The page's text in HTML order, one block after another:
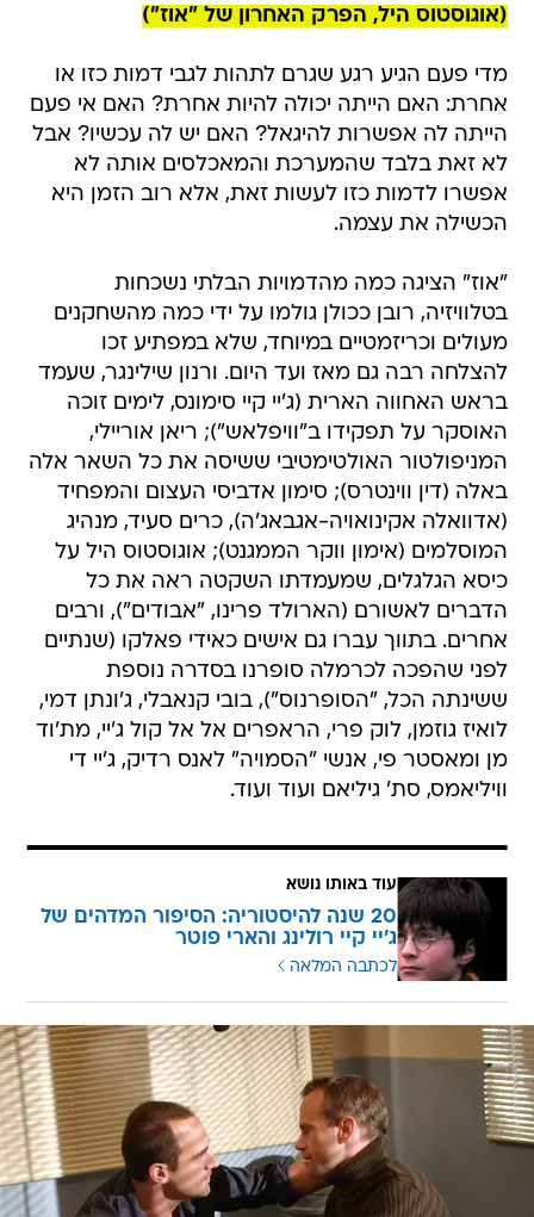
(אוגוסטוס היל, הפרק האחרון של "אוז")
מדי פעם הגיע רגע שגרם לתהות לגבי דמות כזו או
אחרת: האם הייתה יכולה להיות אחרת? האם אי פעם
הייתה לה אפשרות להיגאל? האם יש לה עכשיו? אבל
לא זאת בלבד שהמערכת והמאכלסים אותה לא
אפשרו לדמות כזו לעשות זאת, אלא רוב הזמן היא
הכשילה את עצמה.
"אוז" הציגה כמה מהדמויות הבלתי נשכחות
בטלוויזיה, רובן ככולן גולמו על ידי כמה מהשחקנים
מעולים וכריזמטיים במיוחד, שלא במפתיע זכו
להצלחה רבה גם מאז ועד היום. ורנון שילינגר, שעמד
בראש האחווה הארית (ג'יי קיי סימונס, לימים זוכה
האוסקר על תפקידו ב"וויפלאש"); ריאן אוריילי,
המניפולטור האולטימטיבי ששיסה את כל השאר אלה
באלה (דין ווינטרס); סימון אדביסי העצום והמפחיד
(אדוואלה אקינואויה-אגבאג'ה), כרים סעיד, מנהיג
המוסלמים (אימון ווקר הממגנט); אוגוסטוס היל על
כיסא הגלגלים, שמעמדתו השקטה ראה את כל
הדברים לאשורם (הארולד פרינו, "אבודים"), ורבים
אחרים. בתווך עברו גם אישים כאידי פאלקו (שנתיים
לפני שהפכה לכרמלה סופרנו בסדרה נוספת
ששינתה הכל, "הסופרנוס"), בובי קנאבלי, ג'ונתן דמי,
לואיז גוזמן, לוק פרי, הראפרים אל אל קול ג'יי, מת'וד
מן ומאסטר פי, אנשי "הסמויה" לאנס רדיק, ג'יי די
וויליאמס, סת' גיליאם ועוד ועוד.
עוד באותו נושא
20 שנה להיסטוריה: הסיפור המדהים של
ג'יי קיי רולינג והארי פוטר
לכתבה המלאה